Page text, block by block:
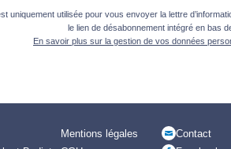
uniquement utilisée pour vous envoyer la lettre
le lien de désabonnement intégré en bas
En savoir plus sur la gestion de vos données
Mentions légales
Contact